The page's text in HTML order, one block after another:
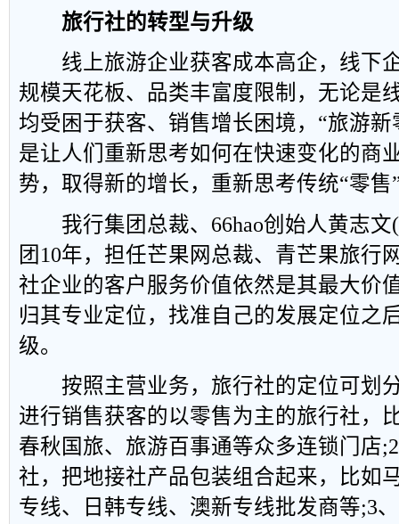
旅行社的转型与升级
线上旅游企业获客成本高企，线下
规模天花板、品类丰富度限制，无论是
均受困于获客、销售增长困境，“旅游
是让人们重新思考如何在快速变化的商
势，取得新的增长，重新思考传统“零
我行集团总裁、66hao创始人黄志文
团10年，担任芒果网总裁、青芒果旅行
社企业的客户服务价值依然是其最大价
归其专业定位，找准自己的发展定位之
级。
按照主营业务，旅行社的定位可划
进行销售获客的以零售为主的旅行社，
春秋国旅、旅游百事通等众多连锁门店
社，把地接社产品包装组合起来，比如
专线、日韩专线、澳新专线批发商等;3